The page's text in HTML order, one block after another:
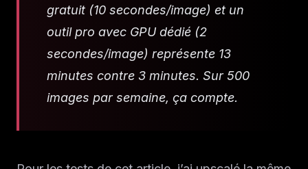
gratuit (10 secondes/image) et un
outil pro avec GPU dédié (2
secondes/image) représente 13
minutes contre 3 minutes. Sur 500
images par semaine, ça compte.